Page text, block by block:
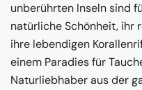
unberührten Inseln sind
natürliche Schönheit, ihr
ihre lebendigen
einem Paradies für
Naturliebhaber aus der